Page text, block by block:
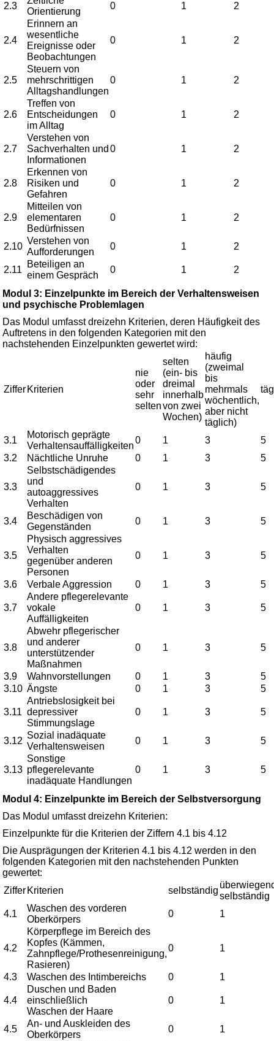
2.3
Orientierung
0 1 2
2.4
Erinnern an
wesentliche
Ereignisse oder
Beobachtungen
0 1 2
2.5
Steuern von
mehrschrittigen
Alltagshandlungen
0 1 2
2.6
Treffen von
Entscheidungen
im Alltag
0 1 2
2.7
Verstehen von
Sachverhalten und
Informationen
0 1 2
2.8
Erkennen von
Risiken und
Gefahren
0 1 2
2.9
Mitteilen von
elementaren
Bedürfnissen
0 1 2
2.10
Verstehen von
Aufforderungen
0 1 2
2.11
Beteiligen an
einem Gespräch
0 1 2
Modul 3: Einzelpunkte im Bereich der Verhaltensweisen
und psychische Problemlagen
Das Modul umfasst dreizehn Kriterien, deren Häufigkeit des
Auftretens in den folgenden Kategorien mit den
nachstehenden Einzelpunkten gewertet wird:
Ziffer Kriterien
nie
oder
sehr
selten
selten
(ein- bis
dreimal
innerhalb
von zwei
Wochen)
häufig
(zweimal
bis
mehrmals
wöchentlich,
aber nicht
täglich)
3.1
Motorisch geprägte
Verhaltensauffälligkeiten
0 1 3
5
3.2
Nächtliche Unruhe 0 1 3 5
3.3
Selbstschädigendes
und
autoaggressives
Verhalten
0 1 3 5
3.4
Beschädigen von
Gegenständen
0 1 3 5
3.5
Physisch aggressives
Verhalten
gegenüber anderen
Personen
0 1 3 5
3.6 Verbale Aggression 0 1 3 5
3.7
Andere pflegerelevante
vokale
Auffälligkeiten
0 1 3 5
3.8
Abwehr pflegerischer
und anderer
unterstützender
Maßnahmen
0 1 3 5
3.9 Wahnvorstellungen 0 1 3
5
3.10 Ängste 0 1 3 5
3.11
Antriebslosigkeit bei
depressiver
Stimmungslage
0 1 3 5
3.12
Sozial inadäquate
Verhaltensweisen
0 1 3 5
3.13
Sonstige
pflegerelevante
inadäquate Handlungen
0 1 3 5
Modul 4: Einzelpunkte im Bereich der Selbstversorgung
Das Modul umfasst dreizehn Kriterien:
Einzelpunkte für die Kriterien der Ziffern 4.1 bis 4.12
Die Ausprägungen der Kriterien 4.1 bis 4.12 werden in den
folgenden Kategorien mit den nachstehenden Punkten
gewertet:
Ziffer Kriterien selbständig
selbständig
4.1
Waschen des vorderen
Oberkörpers
0 1
4.2
Körperpflege im Bereich des
Kopfes (Kämmen,
Zahnpflege/Prothesenreinigung,
Rasieren)
0 1
4.3 Waschen des Intimbereichs 0 1
4.4
Duschen und Baden
einschließlich
Waschen der Haare
0 1
4.5
An- und Auskleiden des
Oberkörpers
0 1